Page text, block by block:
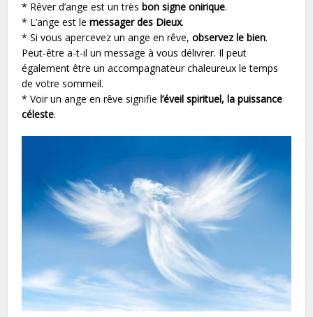
* Rêver d’ange est un très bon signe onirique.
* L’ange est lemessager des Dieux.
* Si vous apercevez un ange en rêve,observez le bien.
Peut-être a-t-il un message à vous délivrer. Il peut
également être un accompagnateur chaleureux le temps
de votre sommeil.
* Voir un ange en rêve signifiel’éveil spirituel, la puissance
céleste.